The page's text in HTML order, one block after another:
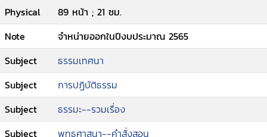
Physical
89 หน้า ; 21 ซม.
Note
จำหน่ายออกในปีงบประมาณ 2565
Subject
ธรรมเทศนา
Subject
การปฏิบัติธรรม
Subject
ธรรมะ--รวมเรื่อง
Subject
พุทธศาสนา--คำสั่งสอน